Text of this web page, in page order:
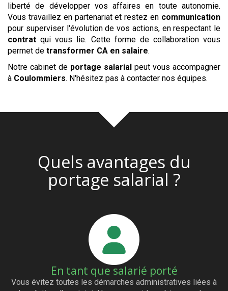
liberté de développer vos affaires en toute autonomie.
Vous travaillez en partenariat et restez en communication
pour superviser l'évolution de vos actions, en respectant le
contratqui vous lie. Cette forme de collaboration vous
permet de transformer CA en salaire.
Notre cabinet de portage salarial peut vous accompagner
à Coulommiers. N'hésitez pas à contacter nos équipes.
Quels avantages du
portage salarial ?
En tant que salarié porté
Vous évitez toutes les démarches administratives liées à